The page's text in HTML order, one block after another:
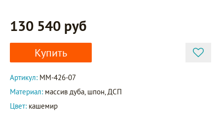
130 540 руб
Купить
Артикул: ММ-426-07
Материал: массив дуба, шпон, ДСП
Цвет: кашемир